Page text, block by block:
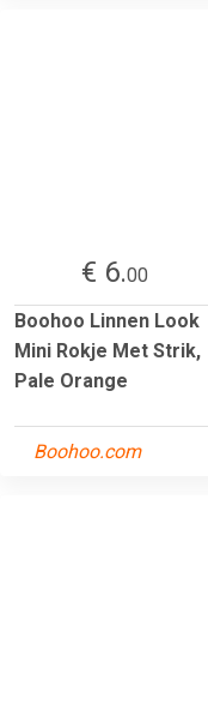
€ 6.00
Boohoo Linnen Look
Mini Rokje Met Strik,
Pale Orange
Boohoo.com